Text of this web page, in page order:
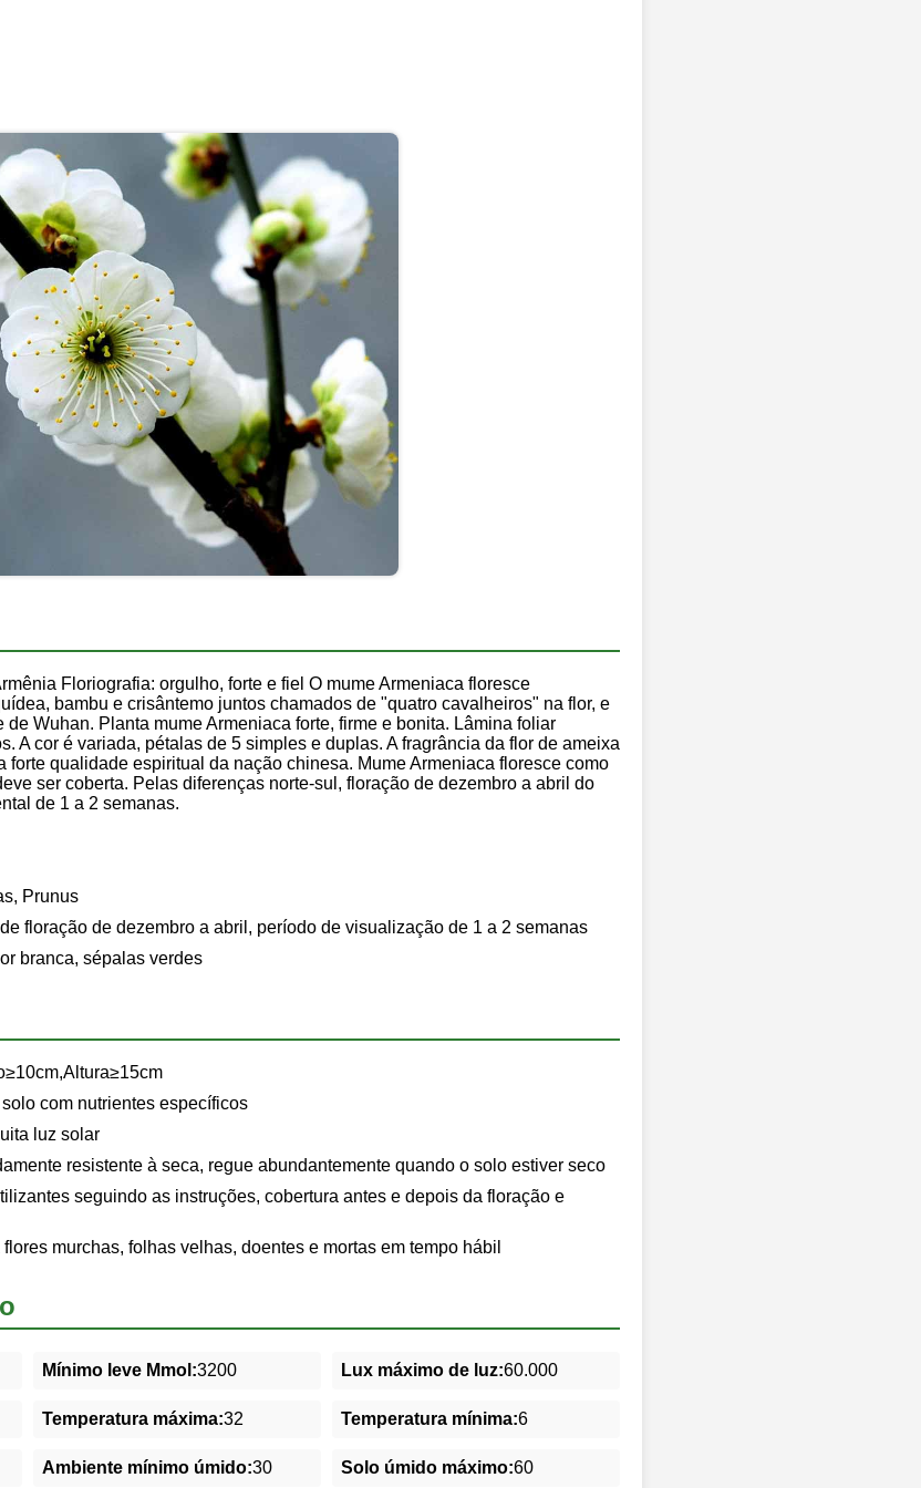
Floriografia: orgulho, forte e fiel O mume Armeniaca floresce
bambu e crisântemo juntos chamados de "quatro cavalheiros" na flor, e
Wuhan. Planta mume Armeniaca forte, firme e bonita. Lâmina foliar
A cor é variada, pétalas de 5 simples e duplas. A fragrância da flor de ameixa
forte qualidade espiritual da nação chinesa. Mume Armeniaca floresce como
ser coberta. Pelas diferenças norte-sul, floração de dezembro a abril do
de 1 a 2 semanas.
Prunus
floração de dezembro a abril, período de visualização de 1 a 2 semanas
branca, sépalas verdes
com nutrientes específicos
luz solar
resistente à seca, regue abundantemente quando o solo estiver seco
seguindo as instruções, cobertura antes e depois da floração e
flores murchas, folhas velhas, doentes e mortas em tempo hábil
Mínimo leve Mmol:3200 Lux máximo de luz:60.000
Temperatura máxima:32 Temperatura mínima:6
Ambiente mínimo úmido:30 Solo úmido máximo:60